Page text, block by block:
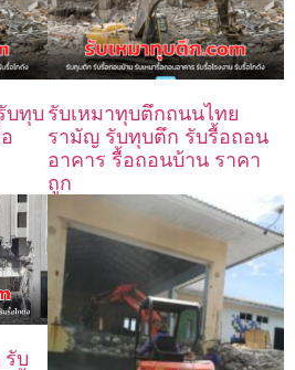
บทุบรับเหมาทุบตึกถนนไทย
รามัญ รับทุบตึก รับรื้อถอน
อาคาร รื้อถอนบ้าน ราคา
ถูก
รับ